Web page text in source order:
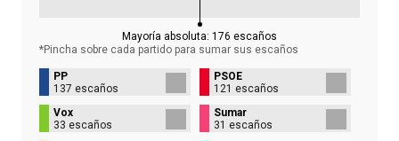
Mayoría absoluta: 176 escaños
*Pincha sobre cada partido para sumar sus escaños
PP
137 escaños
PSOE
121 escaños
Vox
33 escaños
Sumar
31 escaños